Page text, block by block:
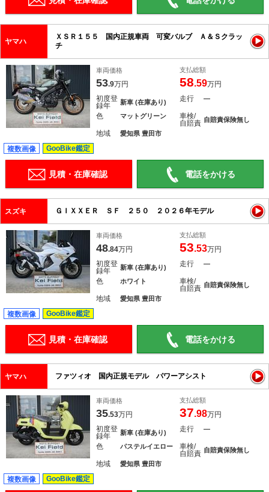
ヤマハ
ＸＳＲ１５５ 国内正規車両 可変バルブ Ａ＆Ｓクラッ
チ
車両価格
53.9万円
支払総額
58.59万円
初度登
録年
新車 (在庫あり) 走行 ―
色 マットグリーン
車検/
自賠責 自賠責保険無し
地域 愛知県 豊田市
複数画像 GooBike鑑定
見積・在庫確認 電話をかける
スズキ ＧＩＸＸＥＲ ＳＦ ２５０ ２０２６年モデル
車両価格
48.84万円
支払総額
53.53万円
初度登
録年
新車 (在庫あり) 走行 ―
色 ホワイト
車検/
自賠責 自賠責保険無し
地域 愛知県 豊田市
複数画像 GooBike鑑定
見積・在庫確認 電話をかける
ヤマハ ファツィオ 国内正規モデル パワーアシスト
車両価格
35.53万円
支払総額
37.98万円
初度登
録年
新車 (在庫あり) 走行 ―
色 パステルイエロー
車検/
自賠責 自賠責保険無し
地域 愛知県 豊田市
複数画像 GooBike鑑定